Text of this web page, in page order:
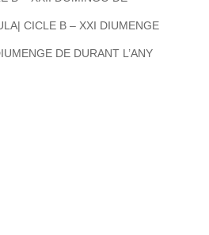
CICLE B – XXI DIUMENGE
DE DURANT L’ANY